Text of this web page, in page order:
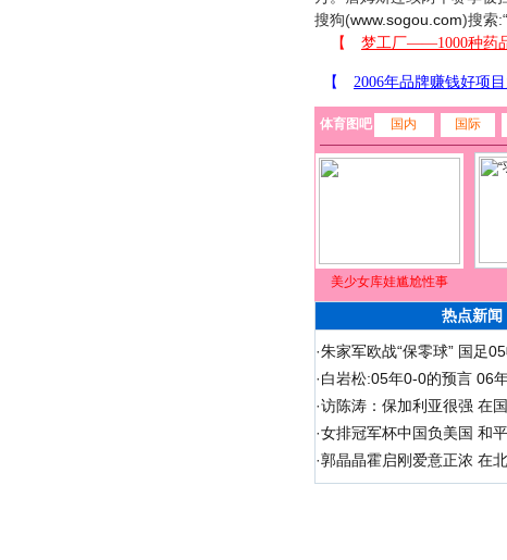
搜狗(www.sogou.com)搜索:“
体育图吧 国内 国际
美少女库娃尴尬性事
热点新闻
·朱家军欧战“保零球” 国足
·白岩松:05年0-0的预言 06
·访陈涛：保加利亚很强 在
·女排冠军杯中国负美国 和
·郭晶晶霍启刚爱意正浓 在